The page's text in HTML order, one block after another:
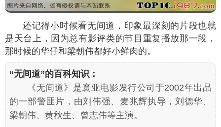
还记得小时候看无间道，印象最深刻的片段也就
是天台上，因为总有影评类的节目重复播放那一段，
那时候的华仔和梁朝伟都好小鲜肉的。
“无间道”的百科知识：
《无间道》是寰亚电影发行公司于2002年出品
的一部警匪片，由刘伟强、麦兆辉执导，刘德华、
梁朝伟、黄秋生、曾志伟等主演。